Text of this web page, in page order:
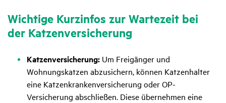
Wich­tige Kurz­infos zur Warte­zeit bei
der Katzen­ver­si­che­rung
Katzenversicherung: Um Freigänger und
Wohnungskatzen abzusichern, können Katzenhalter
eine Katzenkrankenversicherung oder OP-
Versicherung abschließen. Diese übernehmen eine